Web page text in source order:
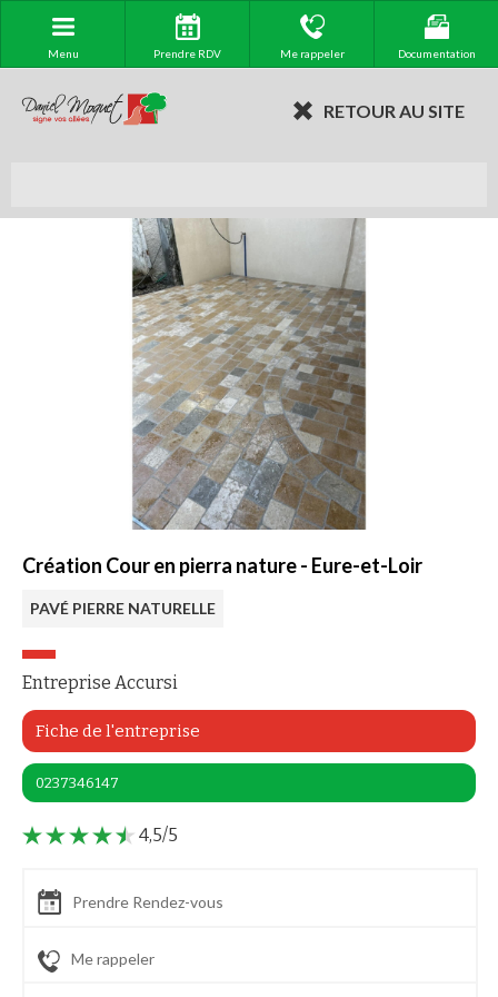
Menu Prendre RDV Me rappeler Documentation
RETOUR AU SITE
Création Cour en pierra nature - Eure-et-Loir
PAVÉ PIERRE NATURELLE
Entreprise Accursi
Fiche de l'entreprise
0237346147
4,5/5
Prendre Rendez-vous
Me rappeler